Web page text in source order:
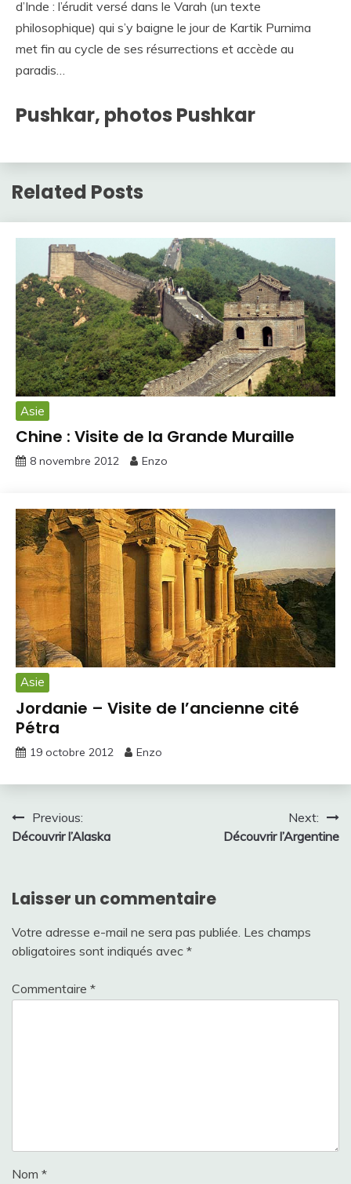
d’Inde : l’érudit versé dans le Varah (un texte
philosophique) qui s’y baigne le jour de Kartik Purnima
met fin au cycle de ses résurrections et accède au
paradis…
Pushkar, photos Pushkar
Related Posts
Asie
Chine : Visite de la Grande Muraille
8 novembre 2012 Enzo
Asie
Jordanie – Visite de l’ancienne cité
Pétra
19 octobre 2012 Enzo
Navigation
de
Previous:
Découvrir l’Alaska
Next:
Découvrir l’Argentine
Laisser un commentaire
Votre adresse e-mail ne sera pas publiée. Les champs
obligatoires sont indiqués avec *
Commentaire *
Nom *